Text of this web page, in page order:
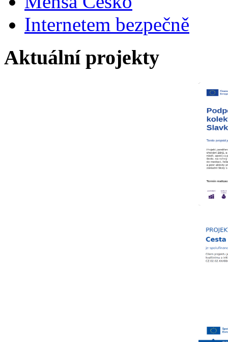
Internetem bezpečně
Aktuální projekty